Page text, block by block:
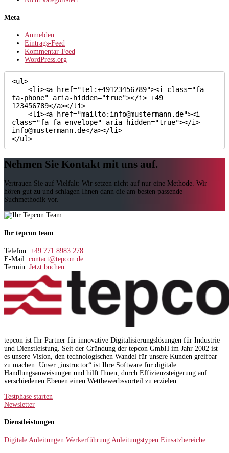
Meta
Anmelden
Eintrags-Feed
Kommentar-Feed
WordPress.org
<ul>
fa-phone" aria-hidden="true"></i> +49
123456789</a></li>
class="fa fa-envelope" aria-hidden="true"></i>
info@mustermann.de</a></li>
</ul>
Nehmen Sie Kontakt mit uns auf.
Vertrauen Sie auf Vielfalt: Wir setzen nicht auf nur eine Methode. Wir
hören gut zu und schlagen Ihnen dann die am besten passende
Suchmethodik vor.
Ihr tepcon team
Telefon: +49 771 8983 278
E-Mail: contact@tepcon.de
Termin: Jetzt buchen
tepcon ist Ihr Partner für innovative Digitalisierungslösungen für Industrie
und Dienstleistung. Seit der Gründung der tepcon GmbH im Jahr 2002 ist
es unsere Vision, den technologischen Wandel für unsere Kunden greifbar
zu machen. Unser „instructor“ ist Ihre Software für digitale
Handlungsanweisungen und hilft Ihnen, durch Effizienzsteigerung auf
verschiedenen Ebenen einen Wettbewerbsvorteil zu erzielen.
Testphase starten
Newsletter
Dienstleistungen
Digitale Anleitungen Werkerführung Anleitungstypen Einsatzbereiche